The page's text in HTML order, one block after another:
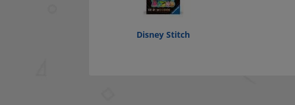
Disney Stitch